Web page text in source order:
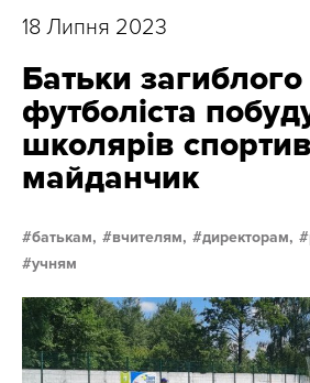
18 Липня 2023
Батьки
футболіста
школярів
майданчик
батькам, вчителям, директорам,
учням